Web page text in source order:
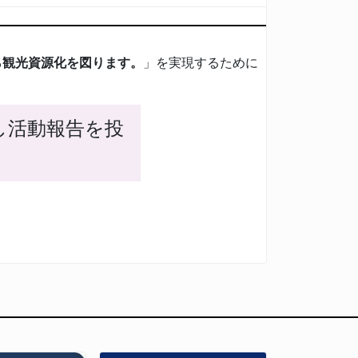
光資源化を図ります。 」を実現するために
活動報告を投